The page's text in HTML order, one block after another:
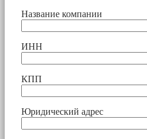
Название компании
ИНН
КПП
Юридический адрес